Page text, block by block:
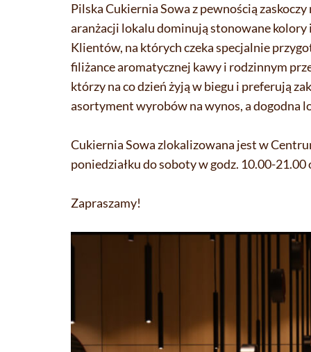
Pilska Cukiernia Sowa z pewnością
aranżacji lokalu dominują stonowane kolory
Klientów, na których czeka specjalnie
filiżance aromatycznej kawy i rodzinnym
którzy na co dzień żyją w biegu i preferują
asortyment wyrobów na wynos, a dogodna
Cukiernia Sowa zlokalizowana jest w
poniedziałku do soboty w godz. 10.00-
Zapraszamy!